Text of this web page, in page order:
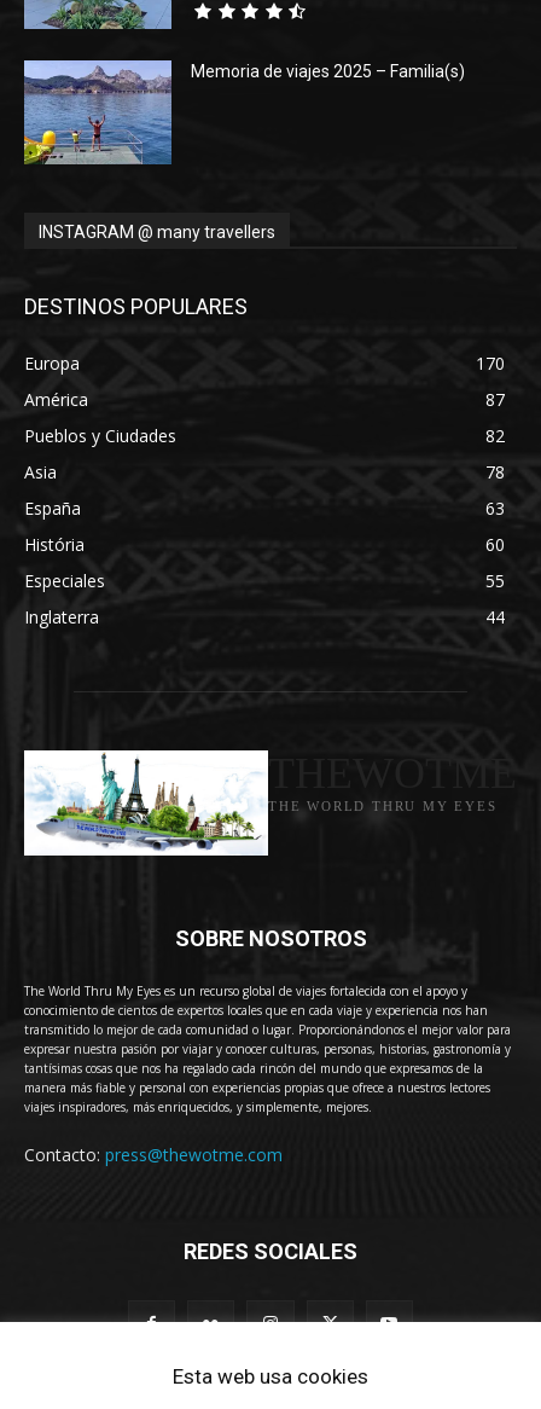
Memoria de viajes 2025 – Familia(s)
INSTAGRAM @ many travellers
DESTINOS POPULARES
Europa
170
América
87
Pueblos y Ciudades
82
Asia
78
España
63
História
60
Especiales
55
Inglaterra
44
THE WORLD THRU MY EYES
SOBRE NOSOTROS
The World Thru My Eyes es un recurso global de viajes fortalecida con el apoyo y
conocimiento de cientos de expertos locales que en cada viaje y experiencia nos han
transmitido lo mejor de cada comunidad o lugar. Proporcionándonos el mejor valor para
expresar nuestra pasión por viajar y conocer culturas, personas, historias, gastronomía y
tantísimas cosas que nos ha regalado cada rincón del mundo que expresamos de la
manera más fiable y personal con experiencias propias que ofrece a nuestros lectores
viajes inspiradores, más enriquecidos, y simplemente, mejores.
Contacto: press@thewotme.com
REDES SOCIALES
Esta web usa cookies